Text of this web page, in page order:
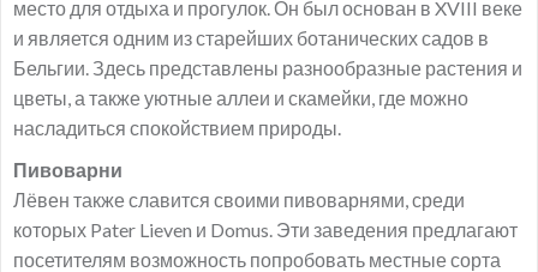
место для отдыха и прогулок. Он был основан в XVIII веке
и является одним из старейших ботанических садов в
Бельгии. Здесь представлены разнообразные растения и
цветы, а также уютные аллеи и скамейки, где можно
насладиться спокойствием природы.
Пивоварни
Лёвен также славится своими пивоварнями, среди
которых Pater Lieven и Domus. Эти заведения предлагают
посетителям возможность попробовать местные сорта